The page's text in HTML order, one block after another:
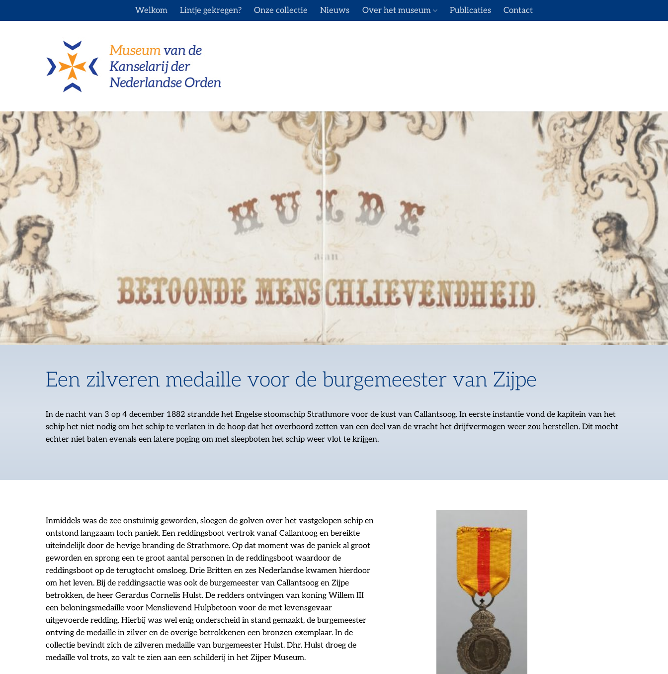
naar
Welkom Lintje gekregen? Onze collectie Nieuws Over het museum Publicaties Contact
Een zilveren medaille voor de burgemeester van Zijpe
In de nacht van 3 op 4 december 1882 strandde het Engelse stoomschip Strathmore voor de kust van Callantsoog. In eerste instantie vond de kapitein van het
schip het niet nodig om het schip te verlaten in de hoop dat het overboord zetten van een deel van de vracht het drijfvermogen weer zou herstellen. Dit mocht
echter niet baten evenals een latere poging om met sleepboten het schip weer vlot te krijgen.
Inmiddels was de zee onstuimig geworden, sloegen de golven over het vastgelopen schip en
ontstond langzaam toch paniek. Een reddingsboot vertrok vanaf Callantoog en bereikte
uiteindelijk door de hevige branding de Strathmore. Op dat moment was de paniek al groot
geworden en sprong een te groot aantal personen in de reddingsboot waardoor de
reddingsboot op de terugtocht omsloeg. Drie Britten en zes Nederlandse kwamen hierdoor
om het leven. Bij de reddingsactie was ook de burgemeester van Callantsoog en Zijpe
betrokken, de heer Gerardus Cornelis Hulst. De redders ontvingen van koning Willem III
een beloningsmedaille voor Menslievend Hulpbetoon voor de met levensgevaar
uitgevoerde redding. Hierbij was wel enig onderscheid in stand gemaakt, de burgemeester
ontving de medaille in zilver en de overige betrokkenen een bronzen exemplaar. In de
collectie bevindt zich de zilveren medaille van burgemeester Hulst. Dhr. Hulst droeg de
medaille vol trots, zo valt te zien aan een schilderij in het Zijper Museum.